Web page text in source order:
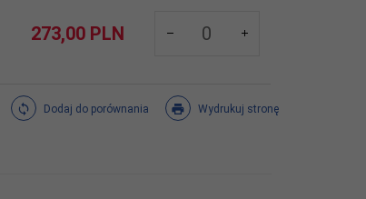
273,00 PLN
Dodaj do porównania Wydrukuj stronę